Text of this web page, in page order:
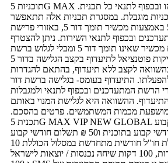
תוכניות 5G MAX ללקוחות פרטיים וסוהו ובכפוף לתנאי כל תכנית.
מוגבלת. במסגרת תכניות אלה תתאפשר
גלישה סלולארית בדור 5 באמצעות מכשיר תומך דור 5, באזורי פרישת
5 המתעדכנים ובכפוף לתנאי השירות. ניתן להצטרף
לתוכניות בשימוש עם מכשיר שאינו תומך דור 5 ומבלי לגלוש ברשת
דור 5. התכניות מעניקות פוטנציאל לתיעדוף בקצב הגלישה בדור 5
לקצב ללא תיעדוף, בהתאם להגדרות
התיעדוף בעומס- בגלישה ברשת דור
הרשת המתעדכנים ובכפוף לתנאי ולמגבלות
ההשוואה היא לגלישת המנוי באותם
מכמות המשתמשים. פרטים בהסכם.
תכנית 5G MAX VIP NEW GLOBAL התשלום החודשי הקבוע
נחלק ל-79 ₪ תשלום חודשי קבוע בתוכנית ו50 ₪ תשלום חודשי קבוע
עבור חבילת חו"ל חודשית מתחדשת במסלול הכוללת 10GB גלישה
בחו"ל במדינות נבחרות, 100 דקות שיחה נכנסות / יוצאות לישראל